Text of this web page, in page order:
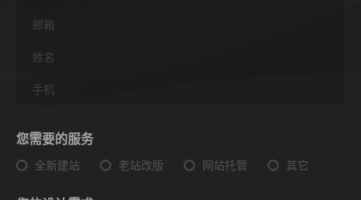
您需要的服务
全新建站 老站改版 网站托管 其它